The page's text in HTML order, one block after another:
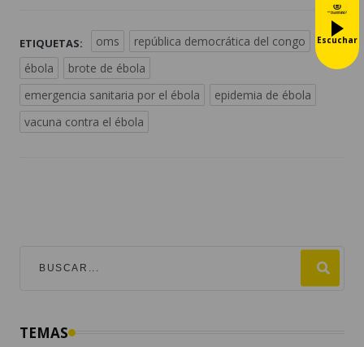
ETIQUETAS: oms
república democrática del congo
ébola
brote de ébola
emergencia sanitaria por el ébola
epidemia de ébola
vacuna contra el ébola
TEMAS
Escuchar